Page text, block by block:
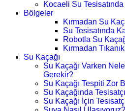
Kocaeli Su
Bölgeler
Kırmadan Su
Su Tesisatında
Robotla Su
Kırmadan
Su Kaçağı
Su Kaçağı Varken
Gerekir?
Su Kaçağı Tespiti Zor
Su Kaçağında
Su Kaçağı İçin